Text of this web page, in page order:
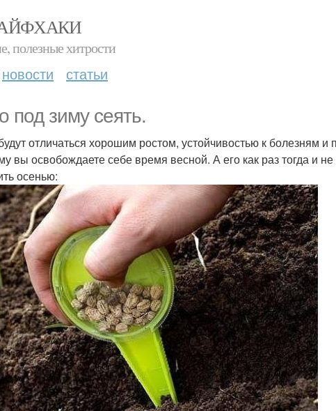
полезные хитрости
новости статьи
под зиму сеять.
отличаться хорошим ростом, устойчивостью к болезням и
вы освобождаете себе время весной. А его как раз тогда и не
осенью: